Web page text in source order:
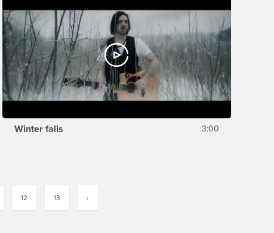
Winter falls 3:00
12 13 ›